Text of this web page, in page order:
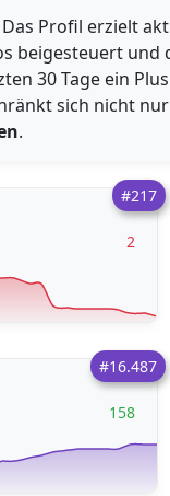
Profil erzielt
beigesteuert
30 Tage ein
sich nicht
.
#217
2
#16.487
158